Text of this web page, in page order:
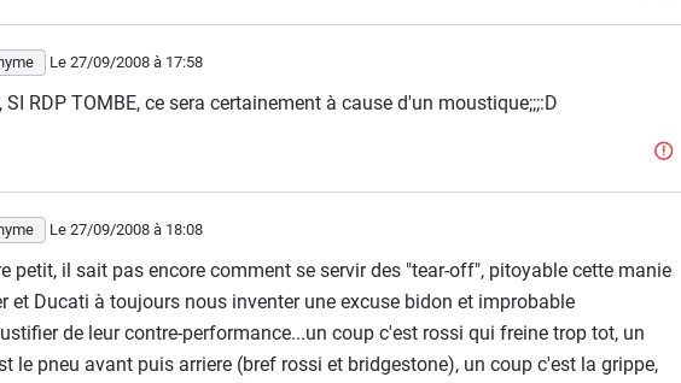
Le 27/09/2008 à 17:58
SI RDP TOMBE, ce sera certainement à cause d'un moustique;;;:D
Le 27/09/2008 à 18:08
petit, il sait pas encore comment se servir des "tear-off", pitoyable cette manie
et Ducati à toujours nous inventer une excuse bidon et improbable
de leur contre-performance...un coup c'est rossi qui freine trop tot, un
le pneu avant puis arriere (bref rossi et bridgestone), un coup c'est la grippe,